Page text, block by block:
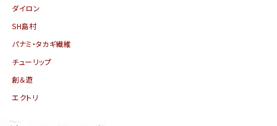
ダイロン
SH島村
パナミ・タカギ繊維
チューリップ
創＆遊
エクトリ